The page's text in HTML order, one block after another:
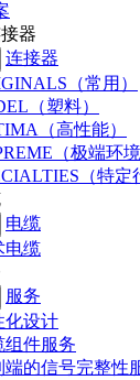
器
连接器
（常用）
（塑料）
（高性能）
（极端环境
（特定
电缆
电缆
服务
化设计
组件服务
端的信号完整性